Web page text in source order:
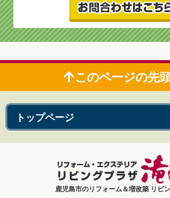
このページの先
鹿児島市のリフォーム＆増改築 リビ